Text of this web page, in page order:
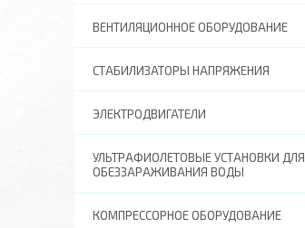
ВЕНТИЛЯЦИОННОЕ ОБОРУДОВАНИЕ
СТАБИЛИЗАТОРЫ НАПРЯЖЕНИЯ
ЭЛЕКТРОДВИГАТЕЛИ
УЛЬТРАФИОЛЕТОВЫЕ УСТАНОВКИ ДЛЯ
ОБЕЗЗАРАЖИВАНИЯ ВОДЫ
КОМПРЕССОРНОЕ ОБОРУДОВАНИЕ